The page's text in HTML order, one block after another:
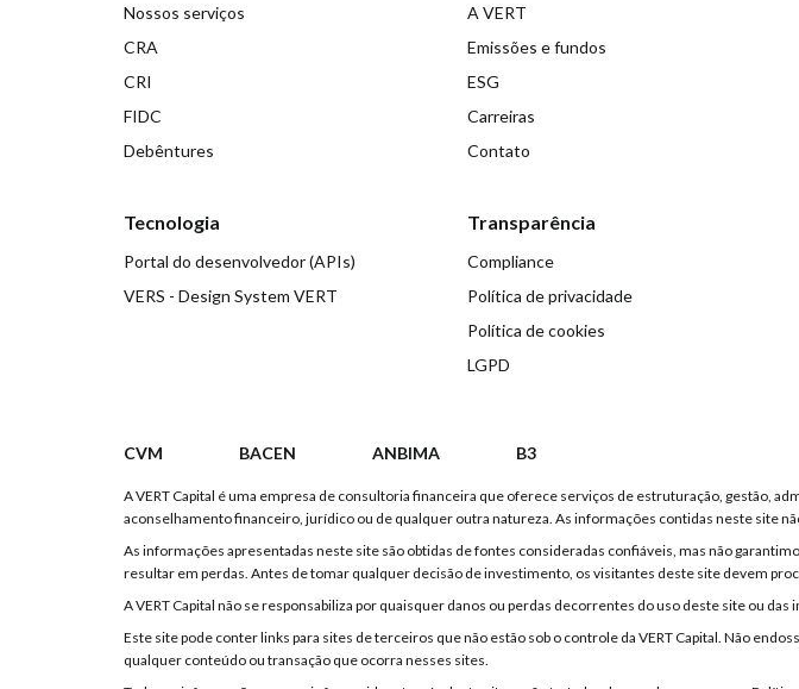
Nossos serviços
CRA
CRI
FIDC
Debêntures
A VERT
Emissões e fundos
ESG
Carreiras
Contato
Tecnologia
Portal do desenvolvedor (APIs)
VERS - Design System VERT
Transparência
Compliance
Política de privacidade
Política de cookies
LGPD
CVM BACEN ANBIMA B3
A VERT Capital é uma empresa de consultoria financeira que oferece serviços de estruturação, gestão,
aconselhamento financeiro, jurídico ou de qualquer outra natureza. As informações contidas neste site
As informações apresentadas neste site são obtidas de fontes consideradas confiáveis, mas não
resultar em perdas. Antes de tomar qualquer decisão de investimento, os visitantes deste site devem
A VERT Capital não se responsabiliza por quaisquer danos ou perdas decorrentes do uso deste site ou
Este site pode conter links para sites de terceiros que não estão sob o controle da VERT Capital. Não
qualquer conteúdo ou transação que ocorra nesses sites.